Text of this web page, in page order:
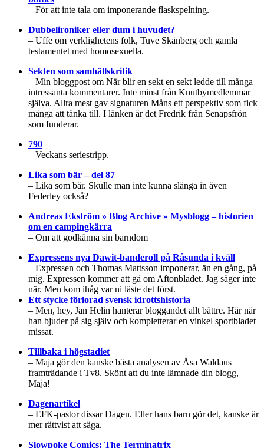
– För att inte tala om imponerande flaskspelning.
Dubbelironiker eller dum i huvudet?
– Uffe om verklighetens folk, Tuve Skånberg och gamla
testamentet med homosexuella.
Sekten som samhällskritik
– Min bloggpost om När blir en sekt en sekt ledde till många
intressanta kommentarer. Inte minst från Knutbymedlemmar
själva. Allra mest gav signaturen Måns ett perspektiv som fick
många att tänka till. I länken är det Fredrik från Senapsfrön
som funderar.
790
– Veckans seriestripp.
Lika som bär – del 87
– Lika som bär. Skulle man inte kunna slänga in även
Federley också?
Andreas Ekström » Blog Archive » Mysblogg – historien
om en campingkärra
– Om att godkänna sin barndom
Expressens nya Dawit-banderoll på Råsunda i kväll
– Expressen och Thomas Mattsson imponerar, än en gång, på
mig. Expressen kommer att gå om Aftonbladet. Jag säger inte
när. Men kom ihåg var ni läste det först.
Ett stycke förlorad svensk idrottshistoria
– Men, hey, Jan Helin hanterar bloggandet allt bättre. Här när
han bjuder på sig själv och kompletterar en vinkel sportbladet
missat.
Tillbaka i högstadiet
– Maja gör den kanske bästa analysen av Åsa Waldaus
framträdande i Tv8. Skönt att du inte lämnade din blogg,
Maja!
Dagenartikel
– EFK-pastor dissar Dagen. Eller hans barn gör det, kanske är
mer rättvist att säga.
Slowpoke Comics: The Terminatrix